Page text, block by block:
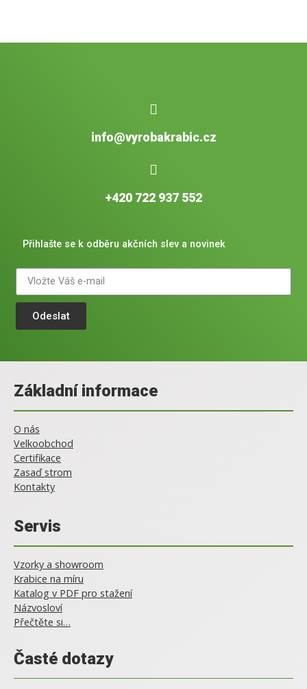
info@vyrobakrabic.cz
+420 722 937 552
Přihlašte se k odběru akčních slev a novinek
Odeslat
Základní informace
O nás
Velkoobchod
Certifikace
Zasaď strom
Kontakty
Servis
Vzorky a showroom
Krabice na míru
Katalog v PDF pro stažení
Názvosloví
Přečtěte si…
Časté dotazy